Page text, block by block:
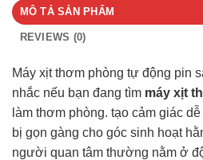
MÔ TẢ SẢN PHẨM
REVIEWS (0)
Máy xịt thơm phòng tự động pin
nhắc nếu bạn đang tìm máy xịt
làm thơm phòng. tạo cảm giác
bị gọn gàng cho góc sinh hoạt
người quan tâm thường nằm ở